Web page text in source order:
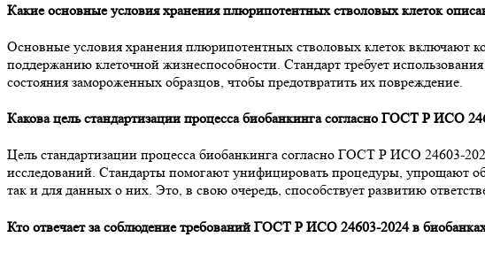
Какие основные условия хранения плюрипотентных стволовых клеток
Основные условия хранения плюрипотентных стволовых клеток включают
поддержанию клеточной жизнеспособности. Стандарт требует
состояния замороженных образцов, чтобы предотвратить их повреждение.
Какова цель стандартизации процесса биобанкинга согласно ГОСТ Р ИСО
Цель стандартизации процесса биобанкинга согласно ГОСТ Р ИСО 24603-
исследований. Стандарты помогают унифицировать процедуры, упрощают
так и для данных о них. Это, в свою очередь, способствует развитию
Кто отвечает за соблюдение требований ГОСТ Р ИСО 24603-2024 в